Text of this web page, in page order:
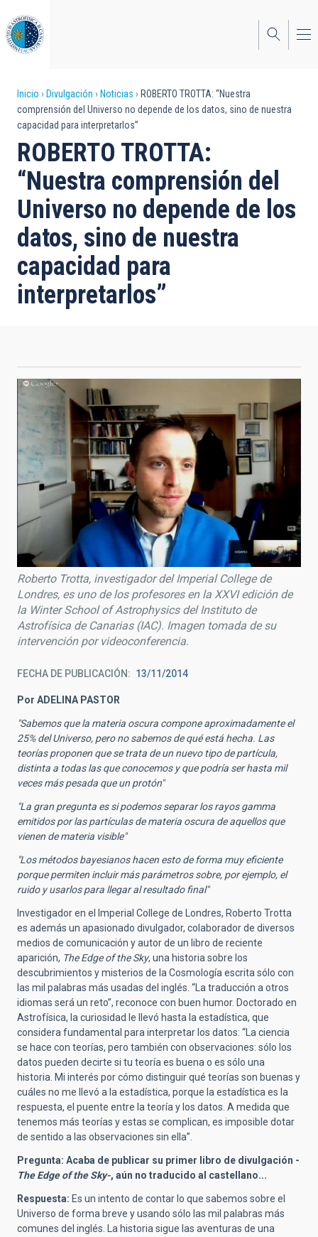
al
contenido
principal
Sobrescribir
enlaces
de
ayuda
a
la
navegación
Inicio Divulgación Noticias
ROBERTO TROTTA: “Nuestra
comprensión del Universo no depende de los datos, sino de nuestra
capacidad para interpretarlos”
ROBERTO TROTTA:
“Nuestra comprensión del
Universo no depende de los
datos, sino de nuestra
capacidad para
interpretarlos”
Roberto Trotta, investigador del Imperial College de
Londres, es uno de los profesores en la XXVI edición de
la Winter School of Astrophysics del Instituto de
Astrofísica de Canarias (IAC). Imagen tomada de su
intervención por videoconferencia.
FECHA DE PUBLICACIÓN 13/11/2014
Por ADELINA PASTOR
"Sabemos que la materia oscura compone aproximadamente el
25% del Universo, pero no sabemos de qué está hecha. Las
teorías proponen que se trata de un nuevo tipo de partícula,
distinta a todas las que conocemos y que podría ser hasta mil
veces más pesada que un protón"
"La gran pregunta es si podemos separar los rayos gamma
emitidos por las partículas de materia oscura de aquellos que
vienen de materia visible"
"Los métodos bayesianos hacen esto de forma muy eficiente
porque permiten incluir más parámetros sobre, por ejemplo, el
ruido y usarlos para llegar al resultado final"
Investigador en el Imperial College de Londres, Roberto Trotta
es además un apasionado divulgador, colaborador de diversos
medios de comunicación y autor de un libro de reciente
aparición, The Edge of the Sky, una historia sobre los
descubrimientos y misterios de la Cosmología escrita sólo con
las mil palabras más usadas del inglés. “La traducción a otros
idiomas será un reto”, reconoce con buen humor. Doctorado en
Astrofísica, la curiosidad le llevó hasta la estadística, que
considera fundamental para interpretar los datos: “La ciencia
se hace con teorías, pero también con observaciones: sólo los
datos pueden decirte si tu teoría es buena o es sólo una
historia. Mi interés por cómo distinguir qué teorías son buenas y
cuáles no me llevó a la estadística, porque la estadística es la
respuesta, el puente entre la teoría y los datos. A medida que
tenemos más teorías y estas se complican, es imposible dotar
de sentido a las observaciones sin ella”.
Pregunta: Acaba de publicar su primer libro de divulgación -
The Edge of the Sky-, aún no traducido al castellano...
Respuesta: Es un intento de contar lo que sabemos sobre el
Universo de forma breve y usando sólo las mil palabras más
comunes del inglés. La historia sigue las aventuras de una